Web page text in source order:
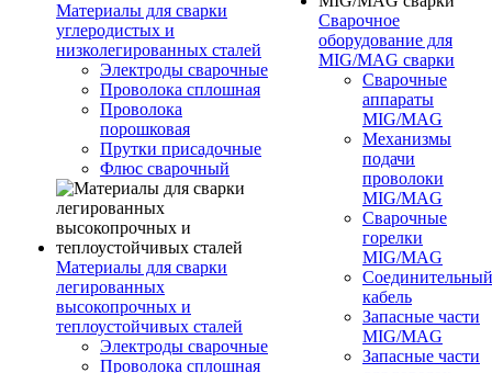
Материалы для сварки
углеродистых и
низколегированных сталей
Электроды сварочные
Проволока сплошная
Проволока
порошковая
Прутки присадочные
Флюс сварочный
Материалы для сварки
легированных
высокопрочных и
теплоустойчивых сталей
Электроды сварочные
Проволока сплошная
Сварочное
оборудование для
MIG/MAG сварки
Сварочные
аппараты
MIG/MAG
Механизмы
подачи
проволоки
MIG/MAG
Сварочные
горелки
MIG/MAG
Соединительный
кабель
Запасные части
MIG/MAG
Запасные части